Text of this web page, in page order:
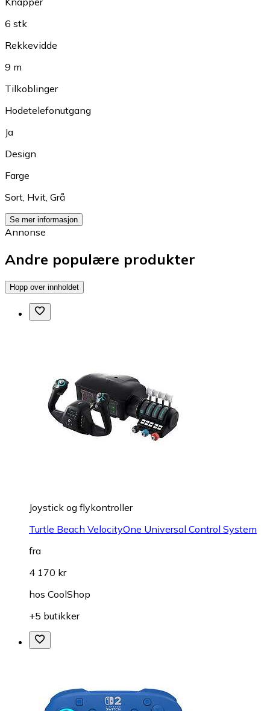
6 stk
Rekkevidde
9 m
Tilkoblinger
Hodetelefonutgang
Ja
Design
Farge
Sort, Hvit, Grå
Se mer informasjon
Annonse
Andre populære produkter
Hopp over innholdet
Joystick og flykontroller
Turtle Beach VelocityOne Universal Control System
fra
4 170 kr
hos CoolShop
+5 butikker